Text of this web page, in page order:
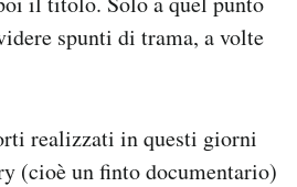
spunti di trama, a volte
realizzati in questi giorni
(cioè un finto documentario)